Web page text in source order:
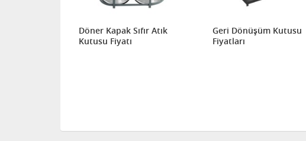
Döner Kapak Sıfır Atık
Kutusu Fiyatı
Geri Dönüşüm Kutusu
Fiyatları